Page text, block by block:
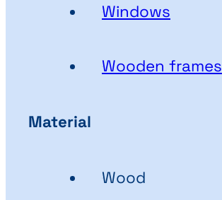
Windows
Wooden frames
Material
Wood